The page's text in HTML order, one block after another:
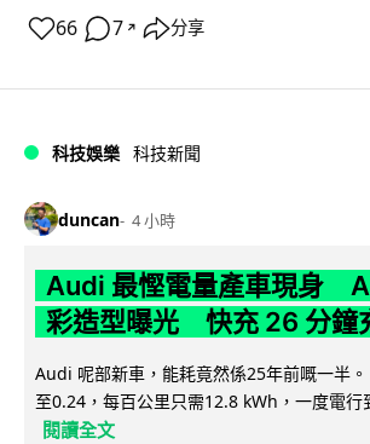
66 7 ↗ 分享
科技娛樂 科技新聞
duncan 4 小時
Audi 最慳電量產車現身
彩造型曝光 快充 26 分鐘
Audi 呢部新車，能耗竟然係25年前嘅一半
至0.24，每百公里只需12.8 kWh，一度電行
閱讀全文